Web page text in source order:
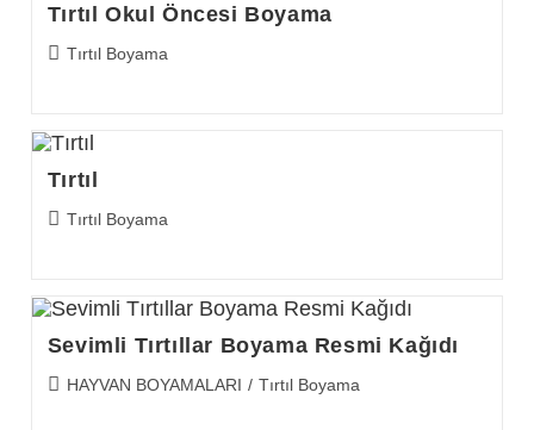
Tırtıl Okul Öncesi Boyama
PostTırtıl Boyama
Tırtıl
PostTırtıl Boyama
Sevimli Tırtıllar Boyama Resmi Kağıdı
PostHAYVAN BOYAMALARI / Tırtıl Boyama